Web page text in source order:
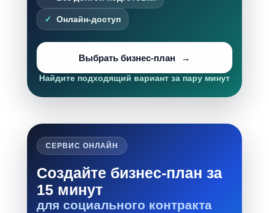
Онлайн-доступ
Выбрать бизнес-план
Найдите подходящий вариант за пару минут
СЕРВИС ОНЛАЙН
Создайте бизнес-план за
15 минут
для социального контракта